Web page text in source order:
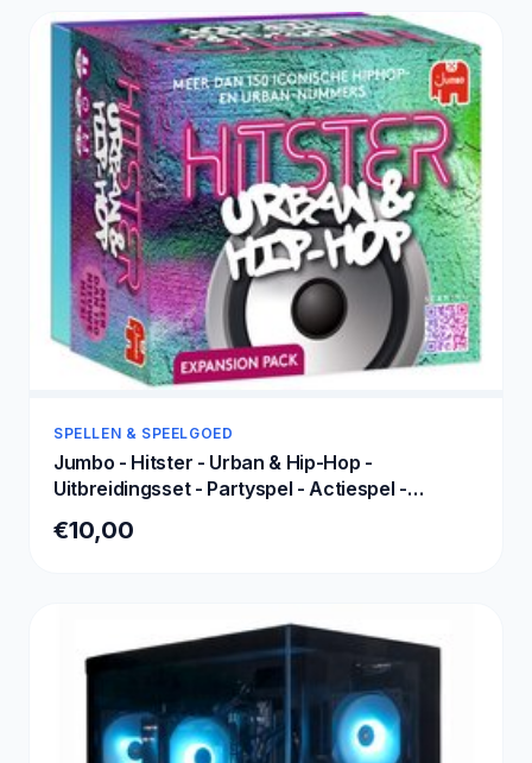
SPELLEN & SPEELGOED
Jumbo - Hitster - Urban & Hip-Hop -
Uitbreidingsset - Partyspel - Actiespel -
€10,00